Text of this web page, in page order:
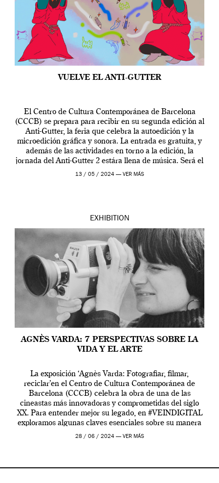
VUELVE EL ANTI-GUTTER
El Centro de Cultura Contemporánea de Barcelona
(CCCB) se prepara para recibir en su segunda edición al
Anti-Gutter, la feria que celebra la autoedición y la
microedición gráfica y sonora. La entrada es gratuita, y
además de las actividades en torno a la edición, la
jornada del Anti-Gutter 2 estára llena de música. Será el
[…]
13 / 05 / 2024 — VER MÁS
EXHIBITION
AGNÈS VARDA: 7 PERSPECTIVAS SOBRE LA
VIDA Y EL ARTE
La exposición ‘Agnès Varda: Fotografiar, filmar,
reciclar’en el Centro de Cultura Contemporánea de
Barcelona (CCCB) celebra la obra de una de las
cineastas más innovadoras y comprometidas del siglo
XX. Para entender mejor su legado, en #VEINDIGITAL
exploramos algunas claves esenciales sobre su manera
de entender la vida, el cine y el arte contemporáneo.
28 / 06 / 2024 — VER MÁS